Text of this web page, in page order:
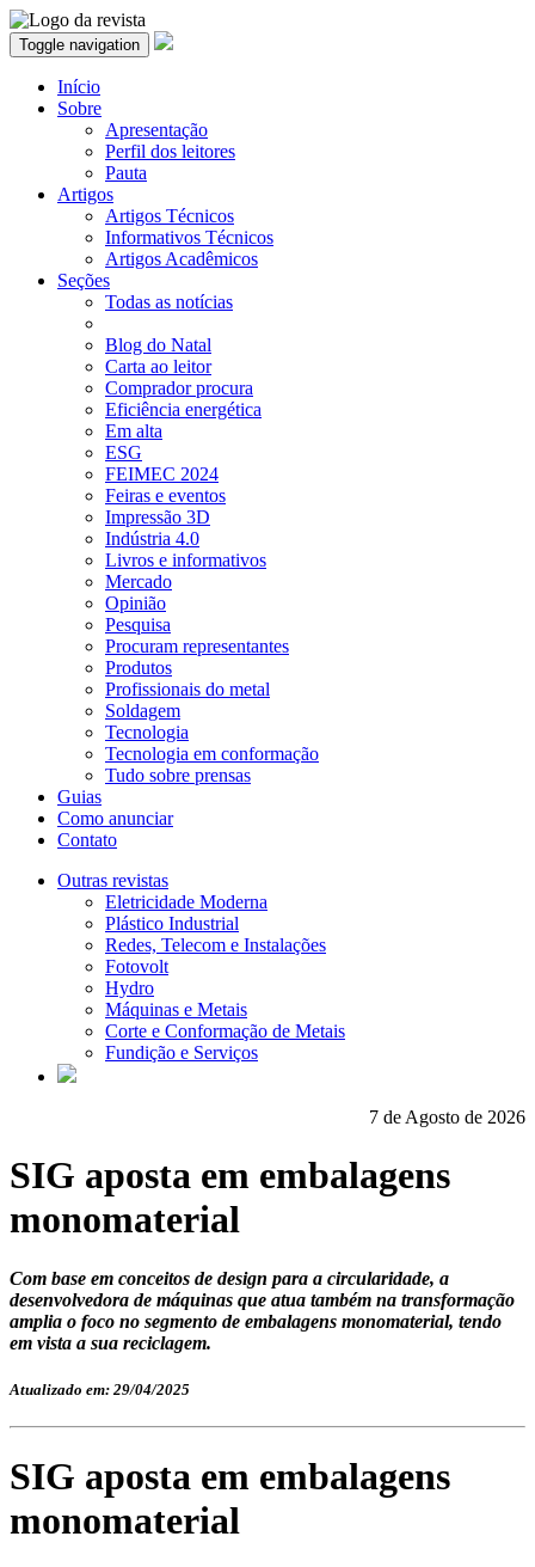
Toggle navigation
Início
Sobre
Apresentação
Perfil dos leitores
Pauta
Artigos
Artigos Técnicos
Informativos Técnicos
Artigos Acadêmicos
Seções
Todas as notícias
Blog do Natal
Carta ao leitor
Comprador procura
Eficiência energética
Em alta
ESG
FEIMEC 2024
Feiras e eventos
Impressão 3D
Indústria 4.0
Livros e informativos
Mercado
Opinião
Pesquisa
Procuram representantes
Produtos
Profissionais do metal
Soldagem
Tecnologia
Tecnologia em conformação
Tudo sobre prensas
Guias
Como anunciar
Contato
Outras revistas
Eletricidade Moderna
Plástico Industrial
Redes, Telecom e Instalações
Fotovolt
Hydro
Máquinas e Metais
Corte e Conformação de Metais
Fundição e Serviços
7 de Agosto de 2026
SIG aposta em embalagens
monomaterial
Com base em conceitos de design para a circularidade, a
desenvolvedora de máquinas que atua também na transformação
amplia o foco no segmento de embalagens monomaterial, tendo
em vista a sua reciclagem.
Atualizado em: 29/04/2025
SIG aposta em embalagens
monomaterial